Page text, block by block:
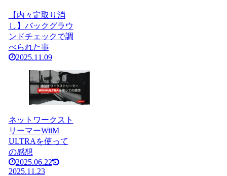
【内々定取り消
し】バックグラウ
ンドチェックで調
べられた事
2025.11.09
ネットワークスト
リーマーWiiM
ULTRAを使って
の感想
2025.06.22
2025.11.23